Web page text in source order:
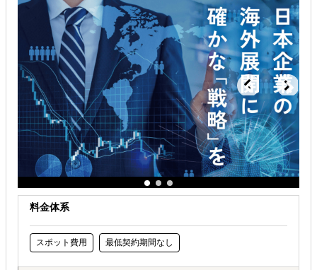
解決できる課題
どの国に進出するべきか決めたい
自社事業に最適な進出形態を知りたい
自社商材の現地でのニーズを知りたい
料金体系
スポット費用 最低契約期間なし